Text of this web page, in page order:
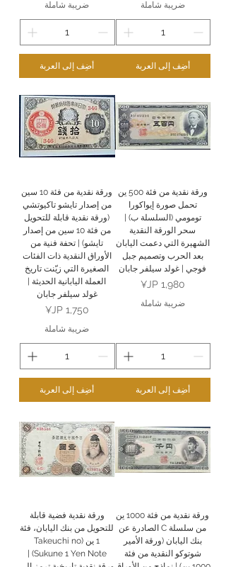
ضريبة شاملة
أضِف إلى العربة
ضريبة شاملة
أضِف إلى العربة
ورقة نقدية من فئة 500 ين
تحمل صورة إيواكورا
تومومي (السلسلة ب) |
سحر الورقة النقدية
الشهيرة التي دعمت اليابان
بعد الحرب وتصميم جبل
فوجي | غولد سيلفر جابان
السعر
ضريبة شاملة
أضِف إلى العربة
ورقة نقدية من فئة 10 سين
من إصدار تايشو تاكيوتشي
(ورقة نقدية قابلة للتحويل
من فئة 10 سين من إصدار
تايشو) | تحفة فنية من
الأوراق النقدية ذات الفئات
الصغيرة التي زيّنت تاريخ
العملة اليابانية الحديثة |
غولد سيلفر جابان
السعر
ضريبة شاملة
أضِف إلى العربة
ورقة نقدية من فئة 1000 ين
من سلسلة C الصادرة عن
بنك اليابان (ورقة الأمير
شوتوكو النقدية من فئة
ورقة نقدية فضية قابلة
للتحويل من بنك اليابان، فئة
1 ين (Takeuchi no
Sukune 1 Yen Note) |